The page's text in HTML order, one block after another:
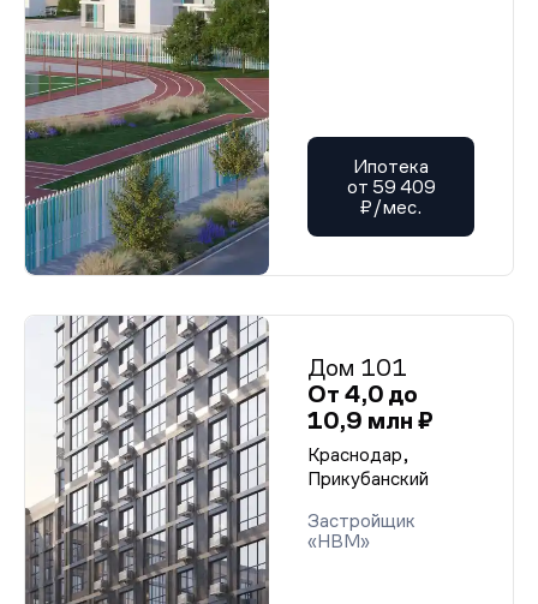
Ипотека
от 59 409
₽/мес.
Дом 101
От 4,0 до
10,9 млн ₽
Краснодар,
Прикубанский
Застройщик
«НВМ»